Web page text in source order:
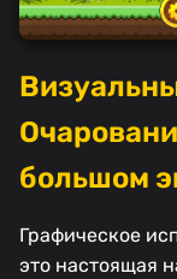
большом
Графическое
это настоящая